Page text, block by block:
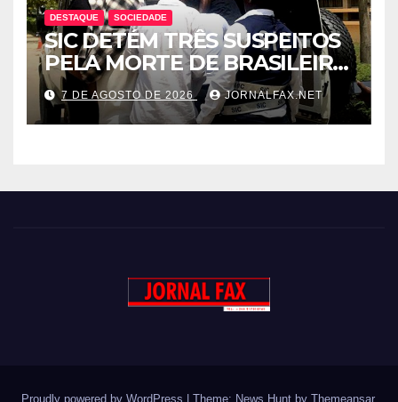
DESTAQUE SOCIEDADE
SIC DETÉM TRÊS SUSPEITOS
PELA MORTE DE BRASILEIRO
LIGADO AO TRÁFICO DE
DROGA EM LUANDA
7 DE AGOSTO DE 2026 JORNALFAX.NET
Proudly powered by WordPress | Theme: News Hunt by Themeansar.